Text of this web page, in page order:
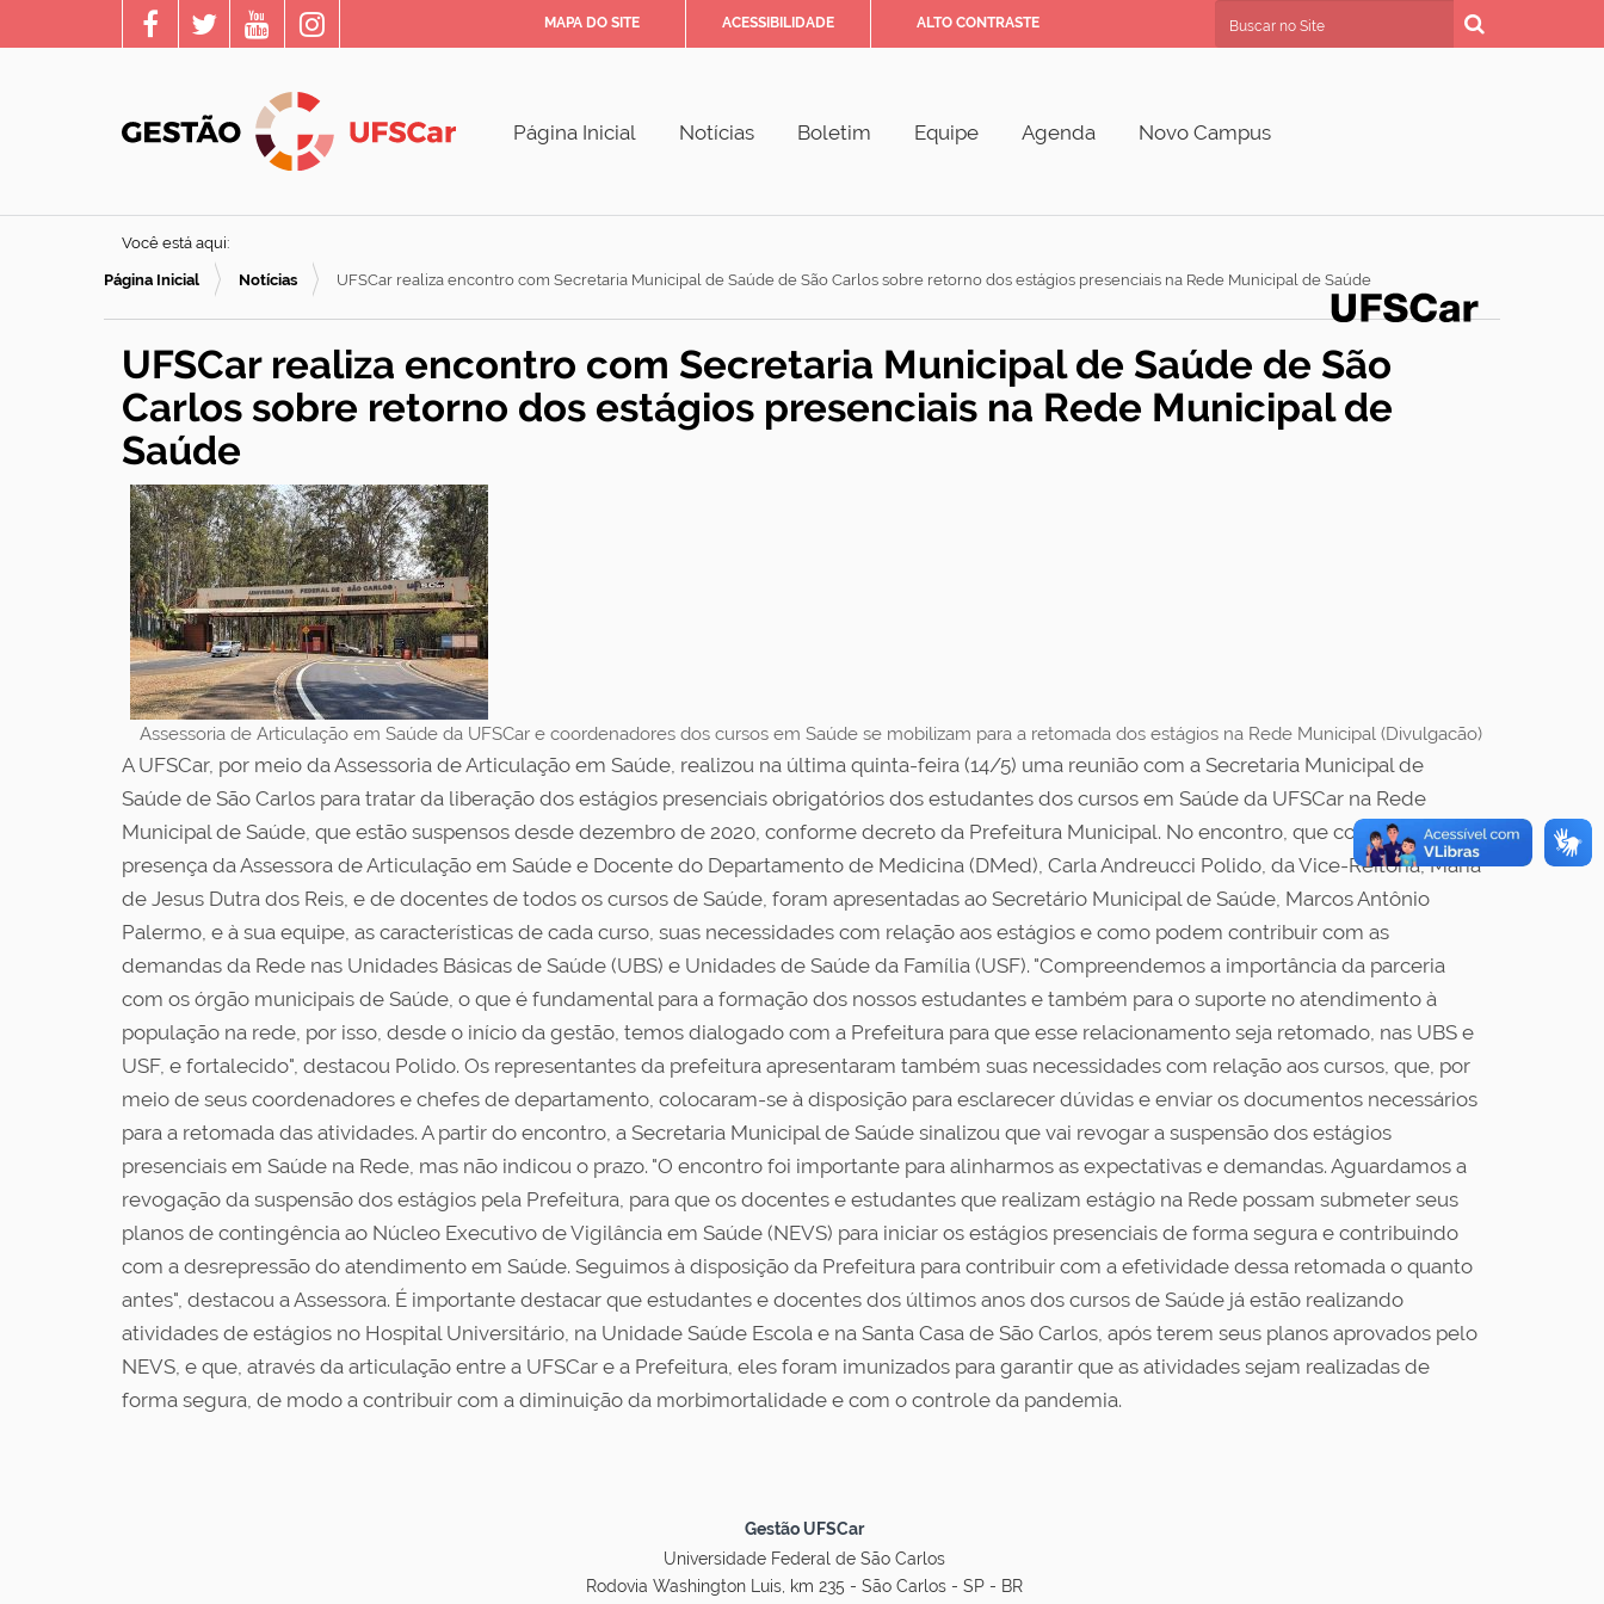
MAPA DO SITE ACESSIBILIDADE ALTO CONTRASTE Busca Avançada…
Página Inicial Notícias Boletim Equipe Agenda Novo Campus
Você está aqui:
Página Inicial Notícias UFSCar realiza encontro com Secretaria Municipal de Saúde de São Carlos sobre retorno dos estágios presenciais na Rede Municipal de Saúde
UFSCar realiza encontro com Secretaria Municipal de Saúde de São
Carlos sobre retorno dos estágios presenciais na Rede Municipal de
Saúde
Assessoria de Articulação em Saúde da UFSCar e coordenadores dos cursos em Saúde se mobilizam para a retomada dos estágios na Rede Municipal (Divulgacão)
A UFSCar, por meio da Assessoria de Articulação em Saúde, realizou na última quinta-feira (14/5) uma reunião com a Secretaria Municipal de
Saúde de São Carlos para tratar da liberação dos estágios presenciais obrigatórios dos estudantes dos cursos em Saúde da UFSCar na Rede
Municipal de Saúde, que estão suspensos desde dezembro de 2020, conforme decreto da Prefeitura Municipal. No encontro, que contou com a
presença da Assessora de Articulação em Saúde e Docente do Departamento de Medicina (DMed), Carla Andreucci Polido, da Vice-Reitoria, Maria
de Jesus Dutra dos Reis, e de docentes de todos os cursos de Saúde, foram apresentadas ao Secretário Municipal de Saúde, Marcos Antônio
Palermo, e à sua equipe, as características de cada curso, suas necessidades com relação aos estágios e como podem contribuir com as
demandas da Rede nas Unidades Básicas de Saúde (UBS) e Unidades de Saúde da Família (USF). "Compreendemos a importância da parceria
com os órgão municipais de Saúde, o que é fundamental para a formação dos nossos estudantes e também para o suporte no atendimento à
população na rede, por isso, desde o início da gestão, temos dialogado com a Prefeitura para que esse relacionamento seja retomado, nas UBS e
USF, e fortalecido", destacou Polido. Os representantes da prefeitura apresentaram também suas necessidades com relação aos cursos, que, por
meio de seus coordenadores e chefes de departamento, colocaram-se à disposição para esclarecer dúvidas e enviar os documentos necessários
para a retomada das atividades. A partir do encontro, a Secretaria Municipal de Saúde sinalizou que vai revogar a suspensão dos estágios
presenciais em Saúde na Rede, mas não indicou o prazo. "O encontro foi importante para alinharmos as expectativas e demandas. Aguardamos a
revogação da suspensão dos estágios pela Prefeitura, para que os docentes e estudantes que realizam estágio na Rede possam submeter seus
planos de contingência ao Núcleo Executivo de Vigilância em Saúde (NEVS) para iniciar os estágios presenciais de forma segura e contribuindo
com a desrepressão do atendimento em Saúde. Seguimos à disposição da Prefeitura para contribuir com a efetividade dessa retomada o quanto
antes", destacou a Assessora. É importante destacar que estudantes e docentes dos últimos anos dos cursos de Saúde já estão realizando
atividades de estágios no Hospital Universitário, na Unidade Saúde Escola e na Santa Casa de São Carlos, após terem seus planos aprovados pelo
NEVS, e que, através da articulação entre a UFSCar e a Prefeitura, eles foram imunizados para garantir que as atividades sejam realizadas de
forma segura, de modo a contribuir com a diminuição da morbimortalidade e com o controle da pandemia.
Gestão UFSCar
Universidade Federal de São Carlos
Rodovia Washington Luis, km 235 - São Carlos - SP - BR